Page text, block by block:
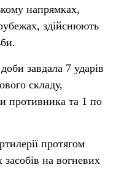
напрямках,
здійснюють
завдала 7 ударів
складу,
противника та 1 по
протягом
на вогневих